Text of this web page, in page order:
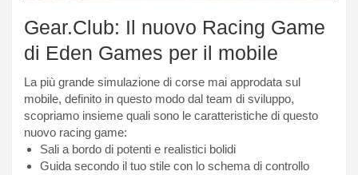
Gear.Club: Il nuovo Racing Game
di Eden Games per il mobile
La più grande simulazione di corse mai approdata sul
mobile, definito in questo modo dal team di sviluppo,
scopriamo insieme quali sono le caratteristiche di questo
nuovo racing game:
Sali a bordo di potenti e realistici bolidi
Guida secondo il tuo stile con lo schema di controllo